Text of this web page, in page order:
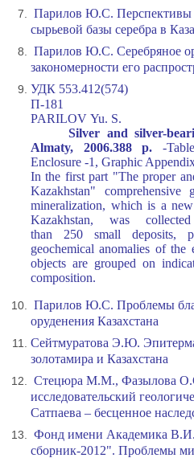
Парилов Ю.С. Перспективы
сырьевой базы серебра в
Парилов Ю.С. Серебряное
закономерности его
УДК 553.412(574)
П-181
PARILOV Yu. S.
Silver and silver-
Almaty, 2006.388 p. -
Enclosure -1, Graphic
In the first part "The proper
Kazakhstan"
mineralization, which is a
Kazakhstan, was
than 250 small deposits,
geochemical anomalies of
objects are grouped on
composition.
Парилов Ю.С. Проблемы
оруденения Казахстана
Cейтмуратова Э.Ю.
золотамира и Казахстана
Стецюра М.М., Фазылова
исследовательский
Сатпаева – бесценное
Фонд имени Академика
сборник-2012". Проблемы